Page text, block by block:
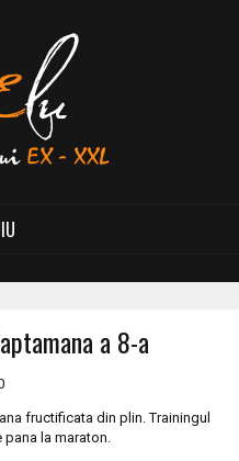
a 8-a
fructificata din plin. Trainingul
la maraton.